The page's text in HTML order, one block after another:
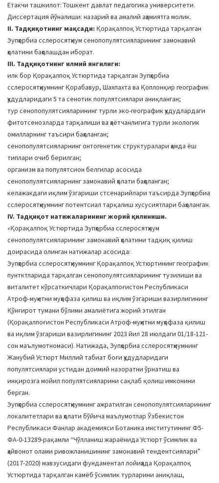
Етакчи ташкилот: Тошкент давлат педагогика университети.
Диссертация йўналиши: назарий ва амалий аҳамиятга молик.
II. Тадқиқотнинг мақсади: Қорақалпоқ Устюртида тарқалган
Эупҳорбиа сcлероcятҳиум сенопопулятсияларининг замонавий
ҳолатини баҳолашдан иборат.
III. Тадқиқотнинг илмий янгилиги:
илк бор Қорақалпоқ Устюртида тарқалган Эупҳорбиа
сcлероcятҳиумнинг Қорабавур, Шахпахта ва Қоплонқир географик
ҳудудларидаги 5 та сенотик популятсиялари аниқланган;
тур сенопопулятсияларининг турли эко-географик ҳудудлардаги
фитотсенозларда тарқалиши ва ҳаётчанлигига турли экологик
омилларнинг таъсири баҳоланган;
сенопопулятсияларнинг онтогенетик структуралари ҳамда ёш
типлари очиб берилган;
организм ва популятсион белгилар асосида
сенопопулятсияларнинг замонавий ҳолати баҳоланган;
келажакдаги иқлим ўзгариши стсенарийлари таъсирда Эупҳорбиа
сcлероcятҳиумнинг потентсиал тарқалиш хусусиятлари баҳоланган.
IV. Тадқиқот натижаларининг жорий қилиниши.
«Қорақалпоқ Устюртида Эупҳорбиа сcлероcятҳиум
сенопопулятсияларининг замонавий ҳолатини тадқиқ қилиш
доирасида олинган натижалар асосида:
Эупҳорбиа сcлероcятҳиумнинг Қорақалпоқ Устюртининг географик
пунтктларида тарқалган сенопопулятсияларининг тузилиши ва
виталитет кўрсаткичлари Қорақалпоғистон Республикаси
Атроф-муҳитни муҳофаза қилиш ва иқлим ўзгариши вазирлигининг
Қўнғирот тумани бўлими амалиётига жорий этилган
(Қорақалпоғистон Республикаси Атроф-муҳитни муҳофаза қилиш
ва иқлим ўзгариши вазирлигининг 2023 йил 28 июлдаги 01/18-121-
сон маълумотномаси). Натижада, Эупҳорбиа сcлероcятҳиумнинг
Жанубий Устюрт Миллий табиат боғи ҳудудларидаги
популятсиялари устидан доимий назоратни ўрнатиш ва
инқирозга мойил популятсияларини сақлаб қолиш имконини
берган.
Эупҳорбиа сcлероcятҳиумнинг ажратилган сенопопулятсияларининг
локалитетлари ва ҳолати бўйича маълумотлар Ўзбекистон
Республикаси Фанлар академияси Ботаника институтининг Ф5-
ФА-0-13289-рақамли “Чўлланиш жараёнида Устюрт ўсимлик ва
ҳайвонот олами ривожланишининг замонавий тендентсиялари”
(2017-2020) мавзусидаги фундаментал лойиҳада Қорақалпоқ
Устюртида тарқалган камёб ўсимлик турларини аниқлаш,